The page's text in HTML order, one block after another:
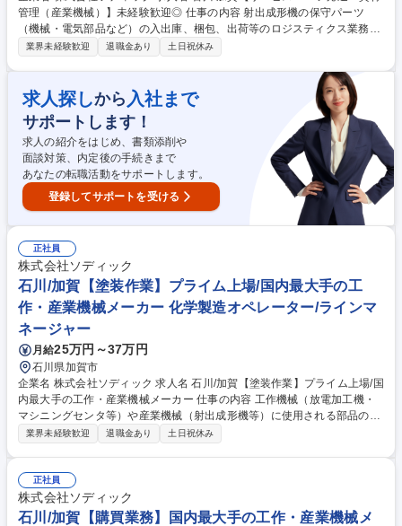
管理（産業機械）】未経験歓迎◎ 仕事の内容 射出成形機の保守パーツ
（機械・電気部品など）の入出庫、梱包、出荷等のロジスティクス業務を
担当します。部品の在庫管理や国内外向けの発送業務、輸出関連の実務
庫や保管、在庫補充と納期の管理など）や梱包作業などに携わっていただ
きます。射出成形機の出荷増加に伴う、在庫適正管理の強化を見据えた増
員募集です。将来的にはマネジメント業務へのキャリアパスも用意されて
います。商品知識や経験が浅い方でも、充実したOJTがあるため安心して
スタートできる環境です。 募集職種 石川/加賀【サービスパーツ発送・資
材管理（産業機械）】未経験歓迎◎
業界未経験歓迎 退職金あり 土日祝休み
求人探しから 入社まで
サポートします！
求人の紹介をはじめ、書類添削や
面談対策、内定後の手続きまで
あなたの転職活動をサポートします。
登録してサポートを受ける
正社員
株式会社ソディック
石川/加賀【塗装作業】プライム上場/国内最大手の工
作・産業機械メーカー 化学製造オペレーター/ラインマ
ネージャー
月給25万円～37万円
石川県加賀市
企業名 株式会社ソディック 求人名 石川/加賀【塗装作業】プライム上場/国
内最大手の工作・産業機械メーカー 仕事の内容 工作機械（放電加工機・
マシニングセンタ等）や産業機械（射出成形機等）に使用される部品の塗
装作業を担当します。機械カバー、板金、鋳物等へのエアスプレー塗装や
境です。国内外でトップクラスのシェアを誇る総合機械メーカーの事業部
中核を担う人材を募集します。 募集職種 石川/加賀【塗装作業】プライム
上場/国内最大手の工作・産業機械メーカー
業界未経験歓迎 退職金あり 土日祝休み
正社員
株式会社ソディック
石川/加賀【購買業務】国内最大手の工作・産業機械メ